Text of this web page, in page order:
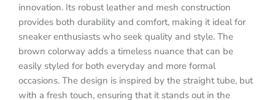
innovation. Its robust leather and mesh construction
provides both durability and comfort, making it ideal for
sneaker enthusiasts who seek quality and style. The
brown colorway adds a timeless nuance that can be
easily styled for both everyday and more formal
occasions. The design is inspired by the straight tube, but
with a fresh touch, ensuring that it stands out in the